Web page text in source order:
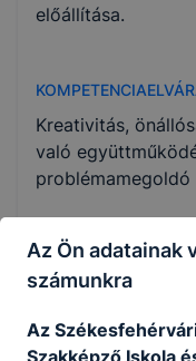
előállítása.
Kreativitás,
való
problémamegoldó
A
műszaki
értelmez;
a
Az Ön adatainak
számunkra
Az
Szakképző Iskola